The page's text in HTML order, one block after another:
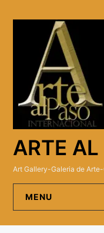
ARTE AL
Art Gallery-Galeria de
MENU